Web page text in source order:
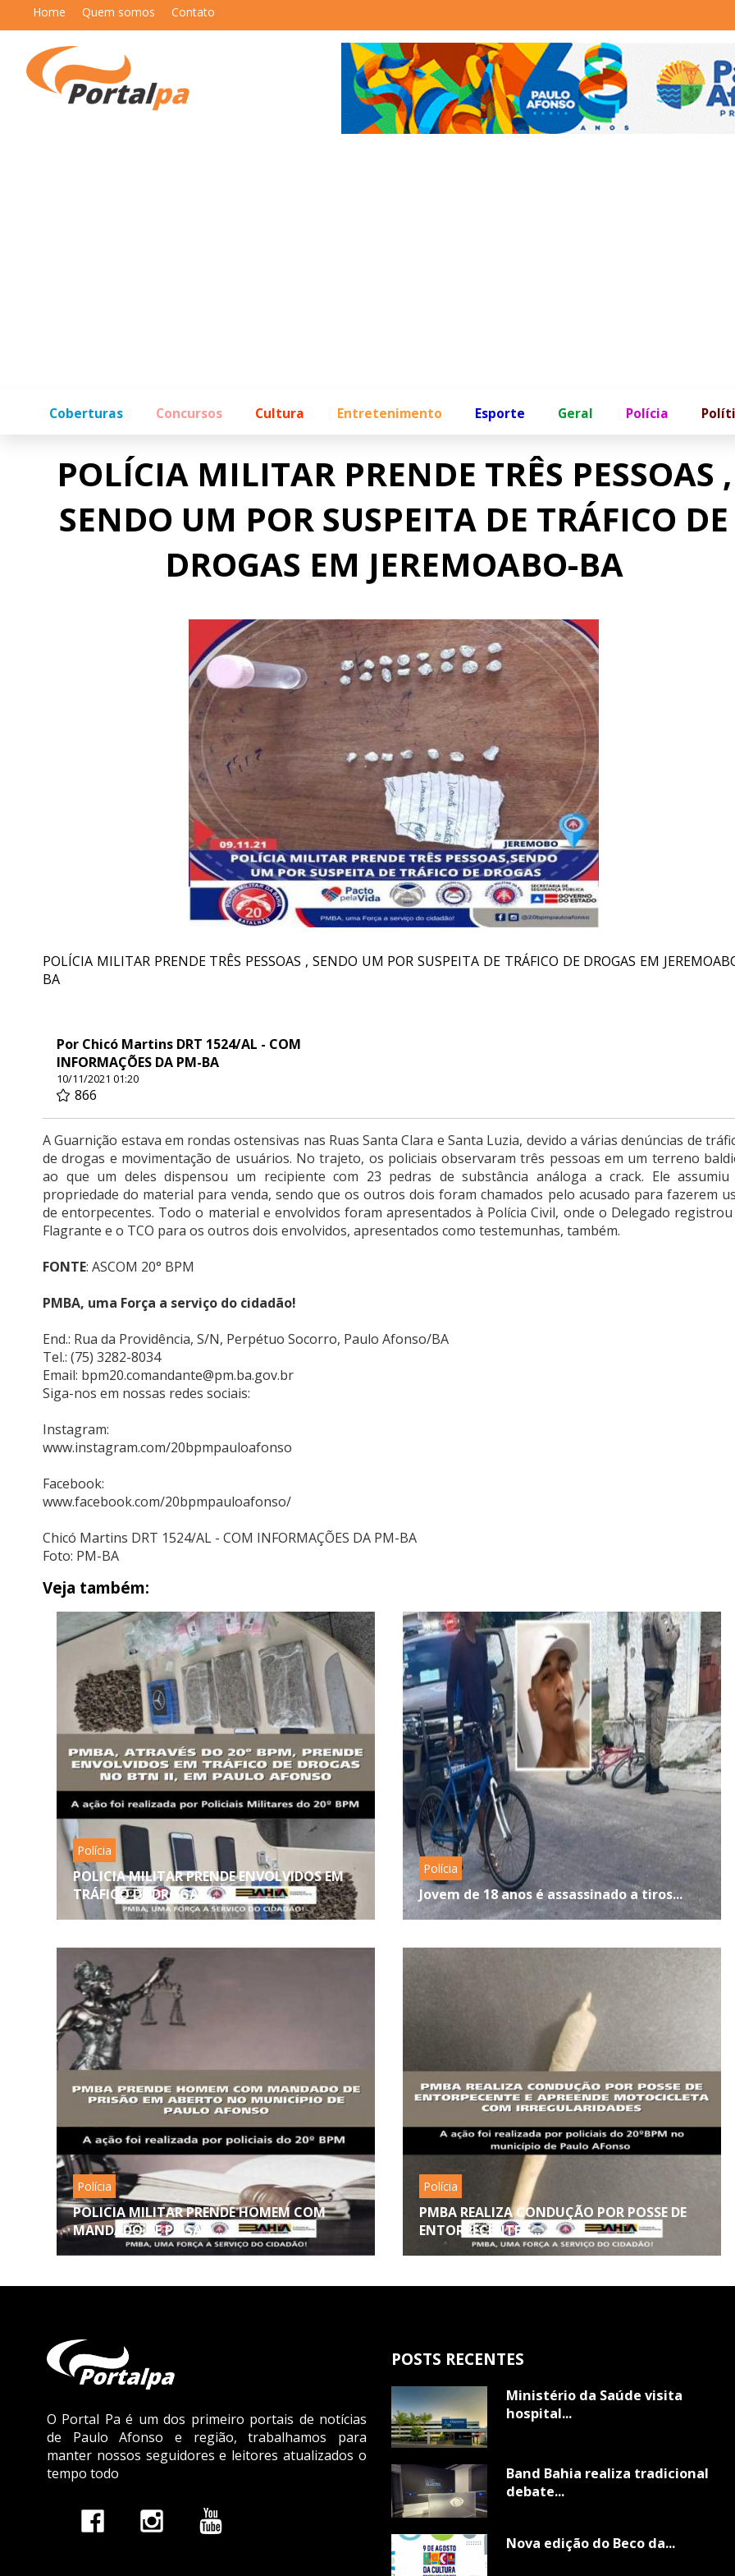
Home Quem somos Contato
Coberturas Concursos Cultura Entretenimento Esporte Geral Polícia
POLÍCIA MILITAR PRENDE TRÊS PESSOAS ,
SENDO UM POR SUSPEITA DE TRÁFICO DE
DROGAS EM JEREMOABO-BA
POLÍCIA MILITAR PRENDE TRÊS PESSOAS , SENDO UM POR SUSPEITA DE TRÁFICO DE DROGAS EM
BA
Por Chicó Martins DRT 1524/AL - COM
INFORMAÇÕES DA PM-BA
10/11/2021 01:20
866
A Guarnição estava em rondas ostensivas nas Ruas Santa Clara e Santa Luzia, devido a várias denúncias de
de drogas e movimentação de usuários. No trajeto, os policiais observaram três pessoas em um terreno
ao que um deles dispensou um recipiente com 23 pedras de substância análoga a crack. Ele
propriedade do material para venda, sendo que os outros dois foram chamados pelo acusado para fazerem
de entorpecentes. Todo o material e envolvidos foram apresentados à Polícia Civil, onde o Delegado
Flagrante e o TCO para os outros dois envolvidos, apresentados como testemunhas, também.
FONTE: ASCOM 20° BPM
PMBA, uma Força a serviço do cidadão!
End.: Rua da Providência, S/N, Perpétuo Socorro, Paulo Afonso/BA
Tel.: (75) 3282-8034
Email: bpm20.comandante@pm.ba.gov.br
Siga-nos em nossas redes sociais:
Instagram:
www.instagram.com/20bpmpauloafonso
Facebook:
www.facebook.com/20bpmpauloafonso/
Chicó Martins DRT 1524/AL - COM INFORMAÇÕES DA PM-BA
Foto: PM-BA
Veja também:
Polícia
POLICIA MILITAR PRENDE ENVOLVIDOS EM
TRÁFICO DE DROGAS...
Polícia
Jovem de 18 anos é assassinado a tiros...
Polícia
POLICIA MILITAR PRENDE HOMEM COM
MANDADO DE PRISÃO...
Polícia
PMBA REALIZA CONDUÇÃO POR POSSE DE
ENTORPECENTE E...
O Portal Pa é um dos primeiro portais de notícias
de Paulo Afonso e região, trabalhamos para
manter nossos seguidores e leitores atualizados o
tempo todo
POSTS RECENTES
Ministério da Saúde visita
hospital...
Band Bahia realiza tradicional
debate...
Nova edição do Beco da...